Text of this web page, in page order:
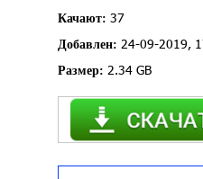
Качают: 37
Добавлен: 24-09-2019,
Размер: 2.34 GB